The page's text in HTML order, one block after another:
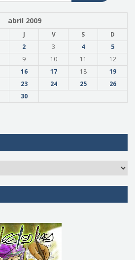
abril 2009
J V S
D
2 3 4
5
9 10 11
12
16 17 18
19
23 24 25
26
30